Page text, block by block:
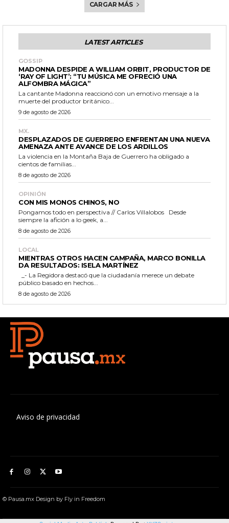
CARGAR MÁS
LATEST ARTICLES
GOSSIP
MADONNA DESPIDE A WILLIAM ORBIT, PRODUCTOR DE
‘RAY OF LIGHT’: “TU MÚSICA ME OFRECIÓ UNA
ALFOMBRA MÁGICA”
La cantante Madonna reaccionó con un emotivo mensaje a la
muerte del productor británico...
9 de agosto de 2026
MX.
DESPLAZADOS DE GUERRERO ENFRENTAN UNA NUEVA
AMENAZA ANTE AVANCE DE LOS ARDILLOS
La violencia en la Montaña Baja de Guerrero ha obligado a
cientos de familias...
8 de agosto de 2026
OPINIÓN
CON MIS MONOS CHINOS, NO
Pongamos todo en perspectiva // Carlos Villalobos Desde
siempre la afición a lo geek, a...
8 de agosto de 2026
LOCAL
MIENTRAS OTROS HACEN CAMPAÑA, MARCO BONILLA
DA RESULTADOS: ISELA MARTÍNEZ
público basado en hechos...
8 de agosto de 2026
Aviso de privacidad
© Pausa.mx Design by Fly in Freedom